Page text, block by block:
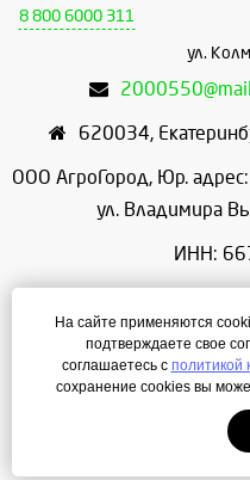
8 800 6000 311
ул.
620034,
ООО АгроГород, Юр.
ул. Владимира
ИНН:
ОГРН:
Режим
Создание
На сайте применяются
подтверждаете свое
соглашаетесь с политикой
сохранение cookies вы